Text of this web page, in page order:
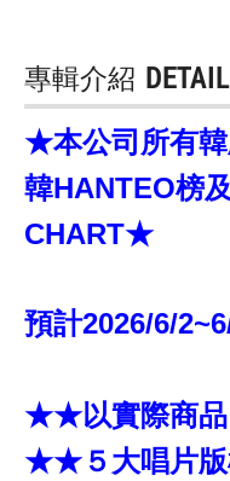
專輯介紹 DETAIL
★本公司所有韓
韓HANTEO榜
CHART★
預計2026/6/
★★以實際商
★★５大唱片